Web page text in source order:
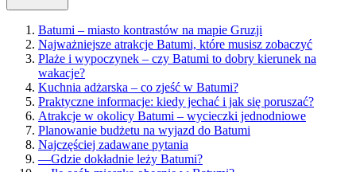
Batumi – miasto kontrastów na mapie Gruzji
Najważniejsze atrakcje Batumi, które musisz zobaczyć
Plaże i wypoczynek – czy Batumi to dobry kierunek na
wakacje?
Kuchnia adżarska – co zjeść w Batumi?
Praktyczne informacje: kiedy jechać i jak się poruszać?
Atrakcje w okolicy Batumi – wycieczki jednodniowe
Planowanie budżetu na wyjazd do Batumi
Najczęściej zadawane pytania
—Gdzie dokładnie leży Batumi?